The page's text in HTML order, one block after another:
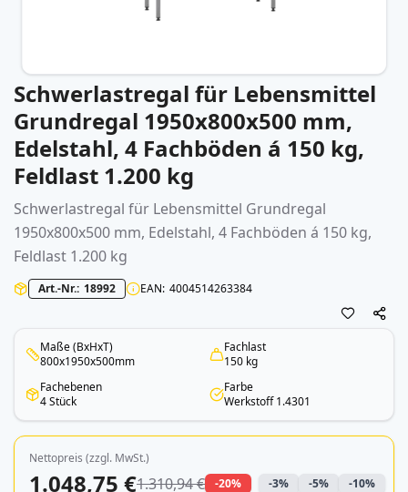
Zum
Anfang
der
Bildergalerie
springen
Schwerlastregal für Lebensmittel
Grundregal 1950x800x500 mm,
Edelstahl, 4 Fachböden á 150 kg,
Feldlast 1.200 kg
Schwerlastregal für Lebensmittel Grundregal
1950x800x500 mm, Edelstahl, 4 Fachböden á 150 kg,
Feldlast 1.200 kg
Art.-Nr. 18992 EAN 4004514263384
Maße (BxHxT)
800x1950x500mm
Fachlast
150 kg
Fachebenen
4 Stück
Farbe
Werkstoff 1.4301
Nettopreis (zzgl. MwSt.)
1.048,75 €1.310,94 € -20% -3% -5% -10%